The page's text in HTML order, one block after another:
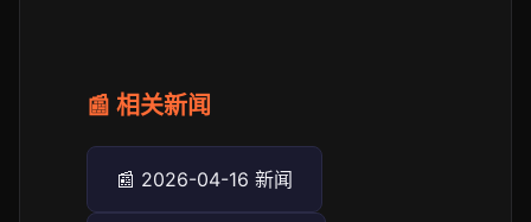
📰 相关新闻
📰 2026-04-16 新闻